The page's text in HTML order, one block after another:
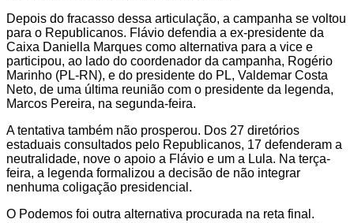
Depois do fracasso dessa articulação, a campanha se voltou
para o Republicanos. Flávio defendia a ex-presidente da
Caixa Daniella Marques como alternativa para a vice e
participou, ao lado do coordenador da campanha, Rogério
Marinho (PL-RN), e do presidente do PL, Valdemar Costa
Neto, de uma última reunião com o presidente da legenda,
Marcos Pereira, na segunda-feira.
A tentativa também não prosperou. Dos 27 diretórios
estaduais consultados pelo Republicanos, 17 defenderam a
neutralidade, nove o apoio a Flávio e um a Lula. Na terça-
feira, a legenda formalizou a decisão de não integrar
nenhuma coligação presidencial.
O Podemos foi outra alternativa procurada na reta final.